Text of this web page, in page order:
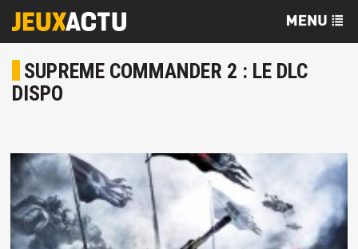
SUPREME COMMANDER 2 : LE DLC
DISPO